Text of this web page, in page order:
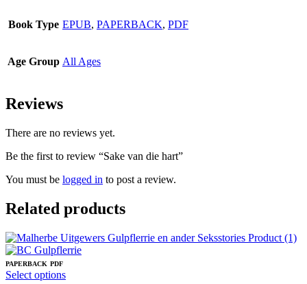
Book Type EPUB, PAPERBACK, PDF
Age Group All Ages
Reviews
There are no reviews yet.
Be the first to review “Sake van die hart”
You must be logged in to post a review.
Related products
PAPERBACK PDF
Select optionsThis